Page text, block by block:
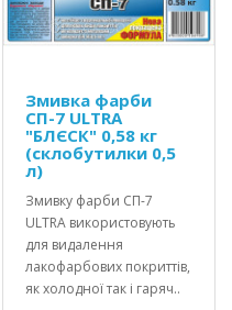
Змивка фарби
СП-7 ULTRA
"БЛЄСК" 0,58 кг
(склобутилки 0,5
л)
Змивку фарби СП-7
ULTRA використовують
для видалення
лакофарбових покриттів,
як холодної так і гаряч..